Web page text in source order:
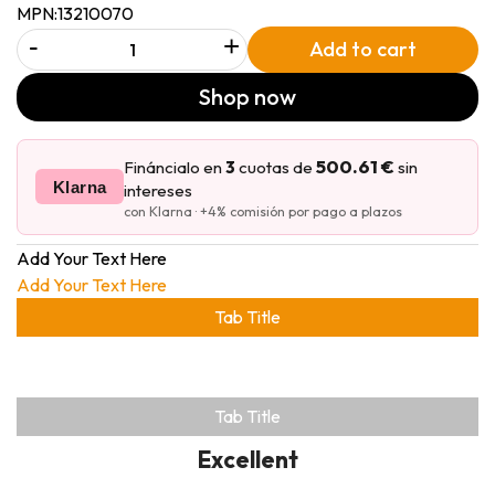
MPN:13210070
- + Add to cart
Shop now
Klarna
Fináncialo en3 cuotas de 500.61 € sin
intereses
con Klarna · +4% comisión por pago a plazos
Add Your Text Here
Add Your Text Here
Tab Title
Tab Title
Excellent